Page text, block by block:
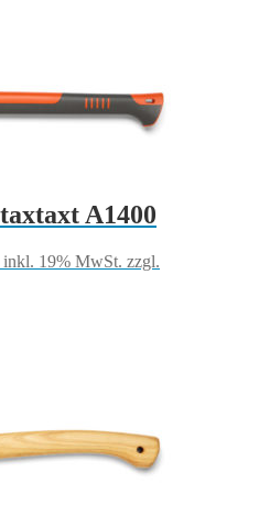
A1400
inkl. 19% MwSt. zzgl.